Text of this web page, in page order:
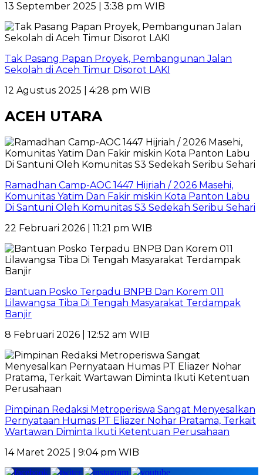
13 September 2025 | 3:38 pm WIB
Tak Pasang Papan Proyek, Pembangunan Jalan
Sekolah di Aceh Timur Disorot LAKI
12 Agustus 2025 | 4:28 pm WIB
ACEH UTARA
Ramadhan Camp-AOC 1447 Hijriah / 2026 Masehi,
Komunitas Yatim Dan Fakir miskin Kota Panton Labu
Di Santuni Oleh Komunitas S3 Sedekah Seribu Sehari
22 Februari 2026 | 11:21 pm WIB
Bantuan Posko Terpadu BNPB Dan Korem 011
Lilawangsa Tiba Di Tengah Masyarakat Terdampak
Banjir
8 Februari 2026 | 12:52 am WIB
Pimpinan Redaksi Metroperiswa Sangat Menyesalkan
Pernyataan Humas PT Eliazer Nohar Pratama, Terkait
Wartawan Diminta Ikuti Ketentuan Perusahaan
14 Maret 2025 | 9:04 pm WIB